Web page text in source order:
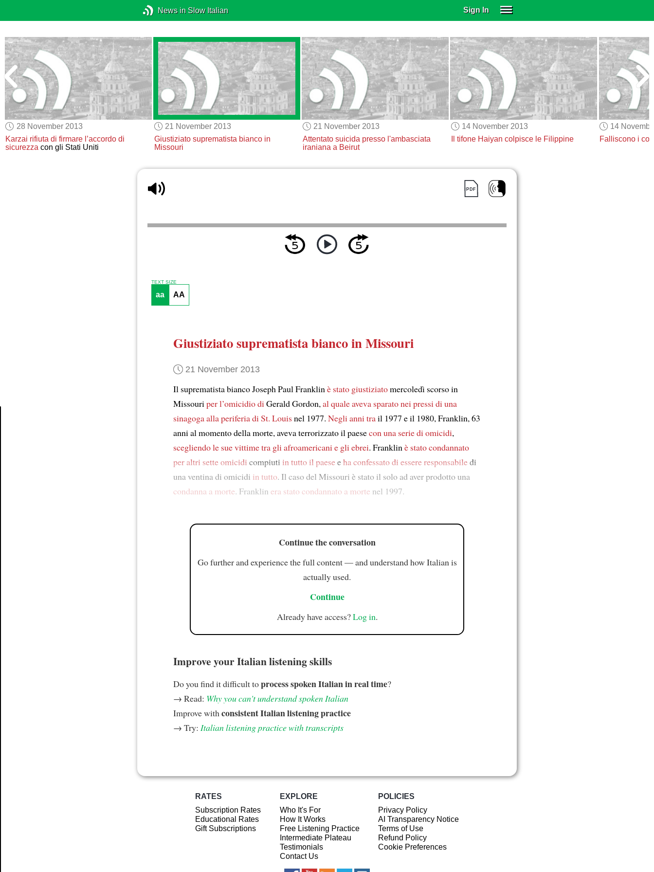
News in Slow Italian Sign In
SUBSCRIBE
EDUCATIONAL LICENSES
GIFT CARDS
OTHER LANGUAGES
ABOUT US
ALEXA
ADJUST COLORS
28 November 2013
Karzai rifiuta di firmare l’accordo di
sicurezza con gli Stati Uniti
21 November 2013
Giustiziato suprematista bianco in
Missouri
21 November 2013
Attentato suicida presso l'ambasciata
iraniana a Beirut
14 November 2013
Il tifone Haiyan colpisce le Filippine
14
Falliscono i
TEXT SIZE
aa AA
Giustiziato suprematista bianco in Missouri
21 November 2013
Il suprematista bianco Joseph Paul Franklinè stato giustiziatomercoledì scorso in
Missouriper l’omicidio diGerald Gordon,al quale aveva sparatonei pressi di una
sinagoga alla periferia di St. Louisnel 1977. Negli anni trail 1977 e il 1980, Franklin, 63
anni al momento della morte, aveva terrorizzato il paesecon una serie di omicidi,
scegliendo le sue vittime tra gli afroamericani e gli ebrei. Franklinè stato condannato
per altri sette omicidi compiuti in tutto il paeseeha confessato di essere responsabiledi
una ventina di omicidi in tutto. Il caso del Missouri è stato il solo ad aver prodotto una
condanna a morte. Franklin era stato condannato a morte nel 1997.
Continue the conversation
Go further and experience the full content — and understand how Italian is
actually used.
Continue
Already have access?Log in.
Improve your Italian listening skills
Do you find it difficult toprocess spoken Italian in real time?
→ Read: Why you can't understand spoken Italian
Improve withconsistent Italian listening practice
→ Try: Italian listening practice with transcripts
RATES
Subscription Rates
Educational Rates
Gift Subscriptions
EXPLORE
Who It's For
How It Works
Free Listening Practice
Intermediate Plateau
Testimonials
Contact Us
POLICIES
Privacy Policy
AI Transparency Notice
Terms of Use
Refund Policy
Cookie Preferences